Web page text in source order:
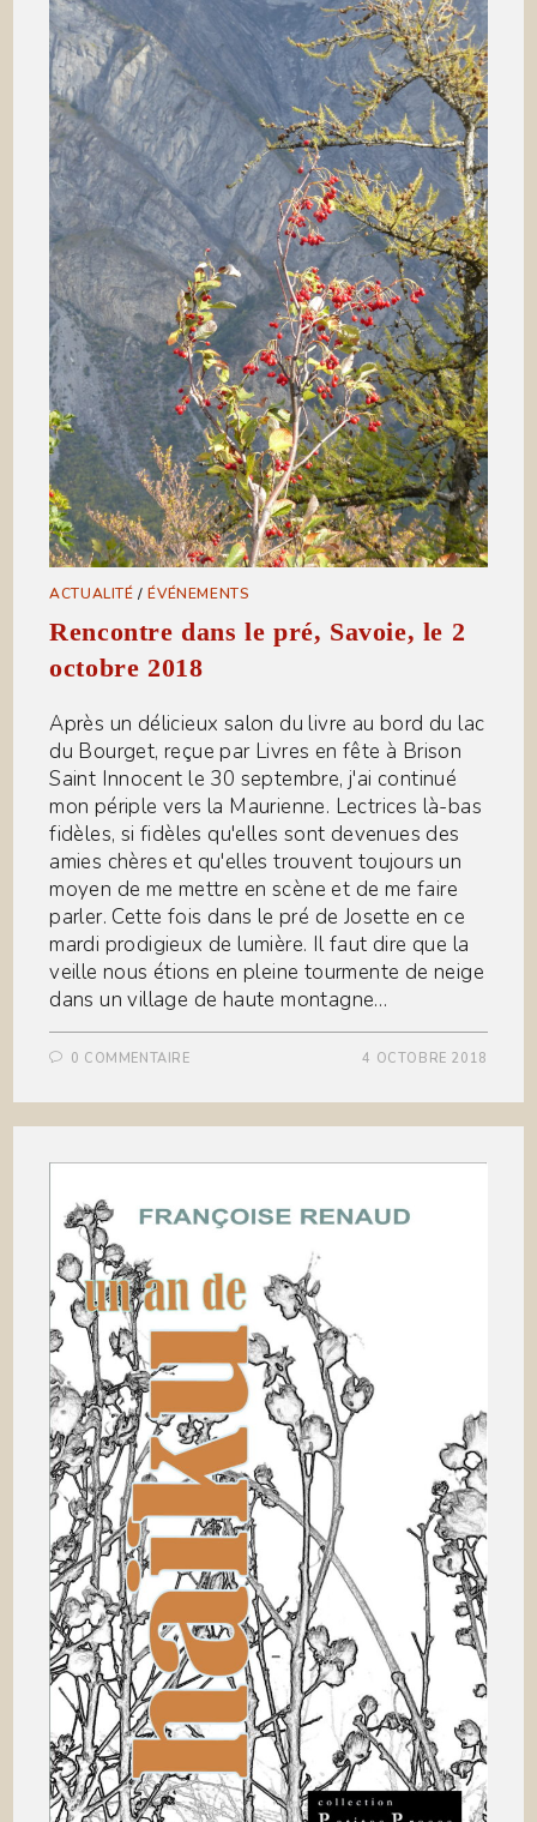
ACTUALITÉ /ÉVÉNEMENTS
Rencontre dans le pré, Savoie, le 2
octobre 2018
Après un délicieux salon du livre au bord du lac
du Bourget, reçue par Livres en fête à Brison
Saint Innocent le 30 septembre, j'ai continué
mon périple vers la Maurienne. Lectrices là-bas
fidèles, si fidèles qu'elles sont devenues des
amies chères et qu'elles trouvent toujours un
moyen de me mettre en scène et de me faire
parler. Cette fois dans le pré de Josette en ce
mardi prodigieux de lumière. Il faut dire que la
veille nous étions en pleine tourmente de neige
dans un village de haute montagne…
0 COMMENTAIRE 4 OCTOBRE 2018